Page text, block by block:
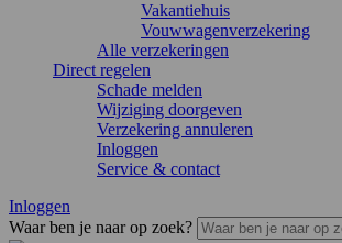
Vakantiehuis
Vouwwagenverzekering
Alle verzekeringen
Direct regelen
Schade melden
Wijziging doorgeven
Verzekering annuleren
Inloggen
Service & contact
Inloggen
Waar ben je naar op zoek?